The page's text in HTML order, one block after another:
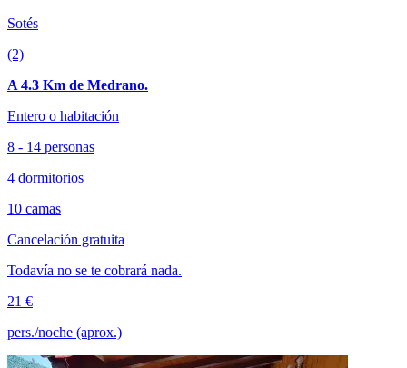
Sotés
(2)
A 4.3 Km de Medrano.
Entero o habitación
8 - 14 personas
4 dormitorios
10 camas
Cancelación gratuita
Todavía no se te cobrará nada.
21 €
pers./noche (aprox.)